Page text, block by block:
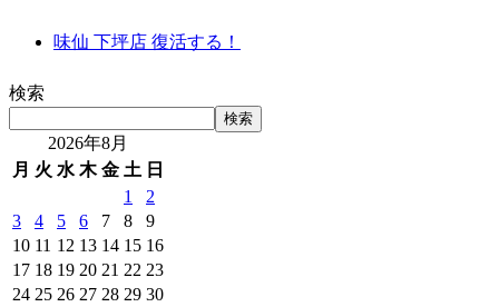
味仙 下坪店 復活する！
検索
検索
2026年8月
月 火 水 木 金 土 日
1
2
3
4 5 6 7 8
9
10 11 12 13 14 15 16
17 18 19 20 21 22 23
24 25 26 27 28 29 30